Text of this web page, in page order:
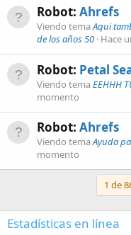
Robot: Ahrefs
Viendo temaAqui
de los años 50 Hace
Robot: Petal
Viendo temaEEHHH
momento
Robot: Ahrefs
Viendo temaAyuda
momento
1 de
Estadísticas en línea